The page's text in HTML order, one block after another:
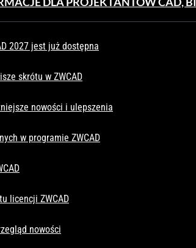
2027 jest już dostępna
skrótu w ZWCAD
nowości i ulepszenia
w programie ZWCAD
licencji ZWCAD
nowości